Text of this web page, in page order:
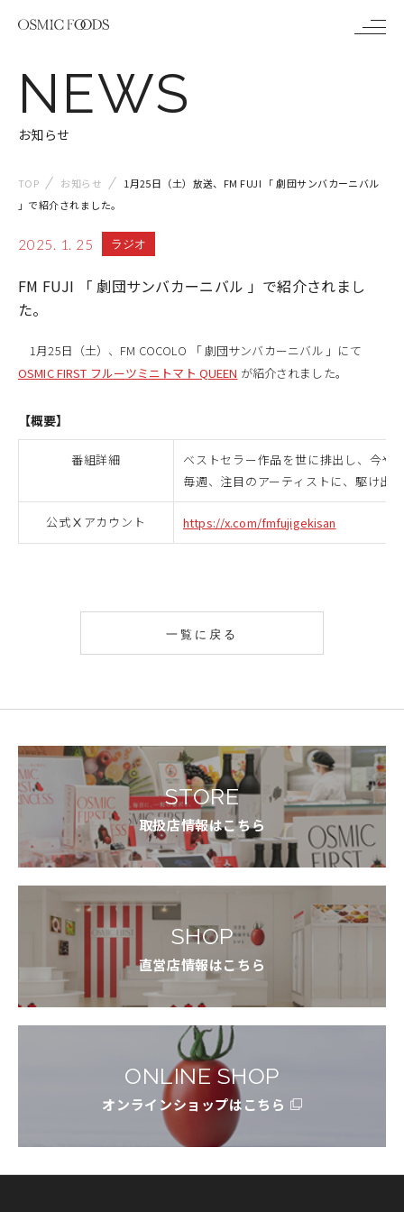
メ
NEWS
お知らせ
TOP お知らせ
1月25日（土）放送、FM FUJI 「 劇団サンバカーニバル
」で紹介されました。
2025. 1. 25 ラジオ
FM FUJI 「 劇団サンバカーニバル 」で紹介されまし
た。
1月25日（土）、FM COCOLO 「 劇団サンバカーニバル 」にて
OSMIC FIRST フルーツミニトマト QUEEN が紹介されました。
【概要】
番組詳細
ベストセラー作品を世に排出し、今や
毎週、注目のアーティストに、駆け出
公式Ⅹアカウント https://x.com/fmfujigekisan
一覧に戻る
STORE
取扱店情報はこちら
SHOP
直営店情報はこちら
ONLINE SHOP
オンラインショップはこちら